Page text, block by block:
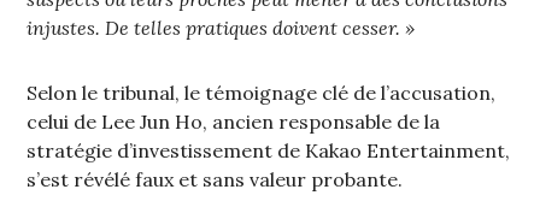
injustes. De telles pratiques doivent cesser. »
Selon le tribunal, le témoignage clé de l’accusation,
celui de Lee Jun Ho, ancien responsable de la
stratégie d’investissement de Kakao Entertainment,
s’est révélé faux et sans valeur probante.